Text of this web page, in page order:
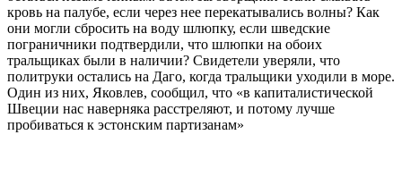
кровь на палубе, если через нее перекатывались волны? Как
они могли сбросить на воду шлюпку, если шведские
пограничники подтвердили, что шлюпки на обоих
тральщиках были в наличии? Свидетели уверяли, что
политруки остались на Даго, когда тральщики уходили в море.
Один из них, Яковлев, сообщил, что «в капиталистической
Швеции нас наверняка расстреляют, и потому лучше
пробиваться к эстонским партизанам»